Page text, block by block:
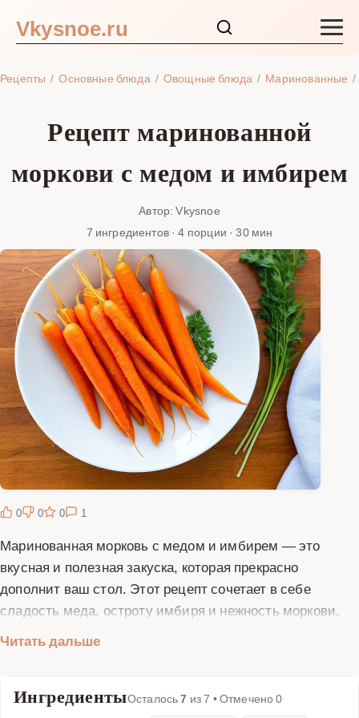
Vkysnoe.ru
Рецепты Основные блюда Овощные блюда Маринованные
Рецепт маринованной
моркови с медом и имбирем
Автор: Vkysnoe
7 ингредиентов · 4 порции · 30 мин
0 0 0 1
Маринованная морковь с медом и имбирем — это
вкусная и полезная закуска, которая прекрасно
дополнит ваш стол. Этот рецепт сочетает в себе
сладость меда, остроту имбиря и нежность моркови,
отлично подходит как самостоятельная закуска, так и в
Процесс приготовления прост и не требует много
Читать дальше
ИнгредиентыОсталось7 из7 • Отмечено0